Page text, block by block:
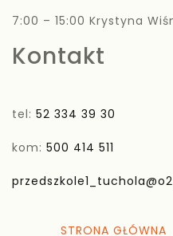
7:00 – 15:00 Krystyna
Kontakt
tel: 52 334 39 30
kom: 500 414 511
STRONA GŁÓWNA